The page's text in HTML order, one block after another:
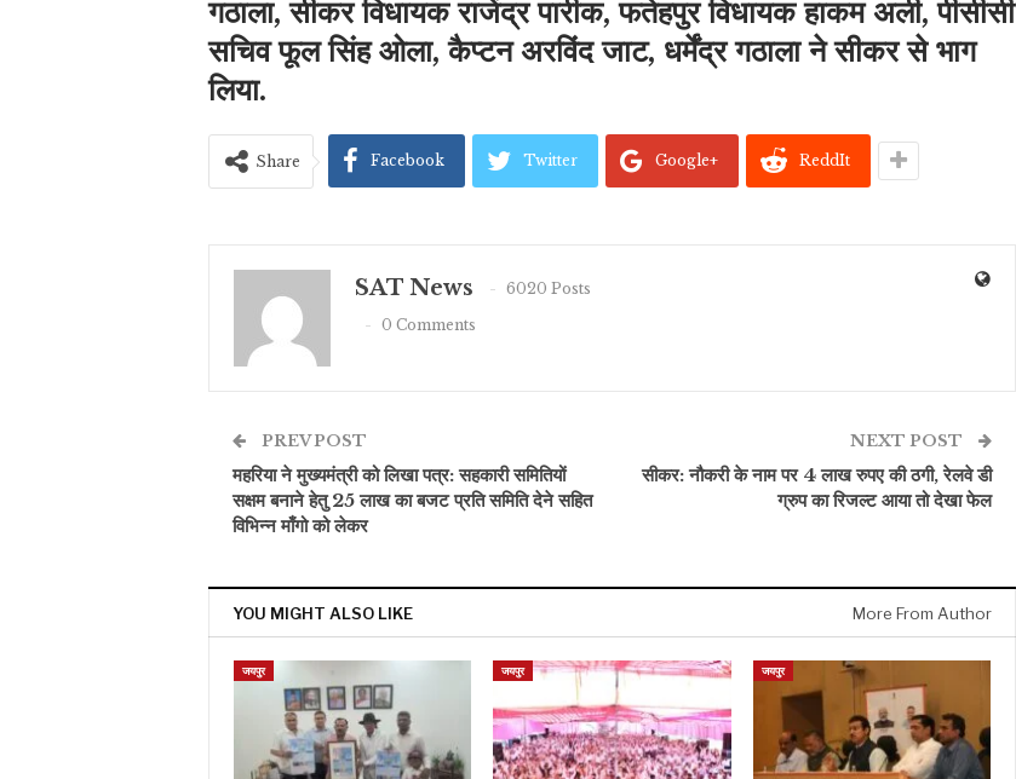
गठाला, सीकर विधायक राजेंद्र पारीक, फतेहपुर विधायक हाकम अली, पीसीसी
सचिव फूल सिंह ओला, कैप्टन अरविंद जाट, धर्मेंद्र गठाला ने सीकर से भाग
लिया.
Share Facebook Twitter Google+ ReddIt
SAT News
6020 Posts
0 Comments
PREV POST
महरिया ने मुख्यमंत्री को लिखा पत्र: सहकारी समितियों
सक्षम बनाने हेतु 25 लाख का बजट प्रति समिति देने सहित
विभिन्न माँगो को लेकर
NEXT POST
सीकर: नौकरी के नाम पर 4 लाख रुपए की ठगी, रेलवे डी
ग्रुप का रिजल्ट आया तो देखा फेल
YOU MIGHT ALSO LIKE More From Author
जयपुर जयपुर जयपुर